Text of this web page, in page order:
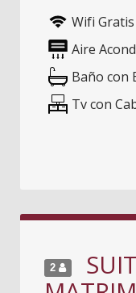
Wifi Gratis
Aire
Baño con
Tv con
2